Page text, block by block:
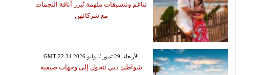
تناغم وتنسيقات ملهمة تُبرز أناقة النجمات
مع شركائهن
GMT 22:34 2026 الأربعاء ,29 تموز / يوليو
شواطئ دبي تتحول إلى وجهات صيفية